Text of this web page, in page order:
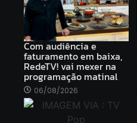
Com audiência e
faturamento em baixa,
RedeTV! vai mexer na
programação matinal
06/08/2026